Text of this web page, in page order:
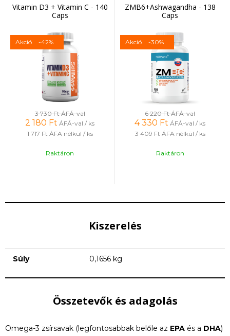
Vitamin D3 + Vitamin C - 140
Caps
Akció -42%
3 730 FtÁFÁ-val
2 180 Ft ÁFÁ-val / ks
1 717 Ft ÁFA nélkül / ks
Raktáron
ZMB6+Ashwagandha - 138
Caps
Akció -30%
6 220 FtÁFÁ-val
4 330 Ft ÁFÁ-val / ks
3 409 Ft ÁFA nélkül / ks
Raktáron
Kiszerelés
Súly 0,1656 kg
Összetevők és adagolás
Omega-3 zsírsavak (legfontosabbak belőle az EPA és a DHA)